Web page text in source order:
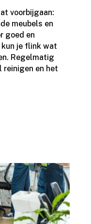
voorbijgaan:
meubels en
goed en
je flink wat
Regelmatig
reinigen en het